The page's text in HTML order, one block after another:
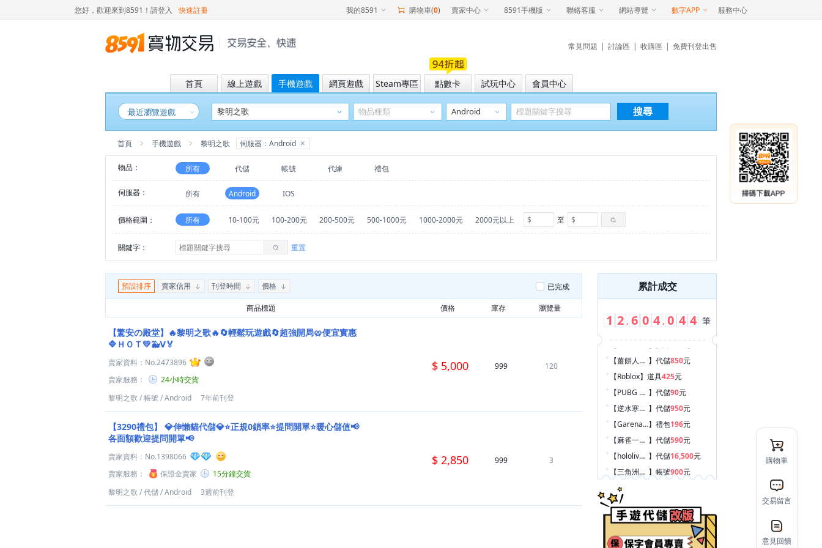
您好，歡迎來到8591！ 請登入 快速註冊 我的8591 購物車(0) 賣家中心 8591手機版 聯絡客服 網站導覽 數字APP 服務中心
常見問題 | 討論區 | 收購區 | 免費刊登出售
首頁 線上遊戲 手機遊戲 網頁遊戲 Steam專區 點數卡 試玩中心 會員中心
最近瀏覽遊戲 搜尋
首頁 手機遊戲 黎明之歌 伺服器：Android
物品： 所有 代儲 帳號 代練 禮包
伺服器： 所有 Android IOS
價格範圍： 所有 10-100元 100-200元 200-500元 500-1000元 1000-2000元 2000元以上 至
關鍵字： 重置
預設排序 賣家信用 刊登時間 價格 已完成
商品標題 價格 庫存 瀏覽量
【驚安の殿堂】🔥黎明之歌🔥🔄輕鬆玩遊戲🔄超強開局🥨便宜實惠
🔷ＨＯＴ💛🐳Ⅴ🏅
賣家資料： No.2473896
賣家服務：
24小時交貨
黎明之歌 /帳號/Android 7年前刊登
$ 5,000 999 120
【3290禮包】
💎伸懶貓代儲💎⭐正規0鎖率⭐提問開單⭐暖心儲值📢
各面額歡迎提問開單📢
賣家資料： No.1398066
賣家服務：
保證金賣家
15分鐘交貨
黎明之歌 /代儲/Android 3週前刊登
$ 2,850 999 3
累計成交
1 2 , 6 0 4 , 0 4 4 筆
】 代儲850元
【Roblox 】 道具 425元
】 代儲90元
】 代儲950元
】 禮包196元
】 代儲590元
】 代儲16,500元
】 帳號900元
【Apex 英雄 M
】 代練2,620元
購物車
交易留言
意見回饋